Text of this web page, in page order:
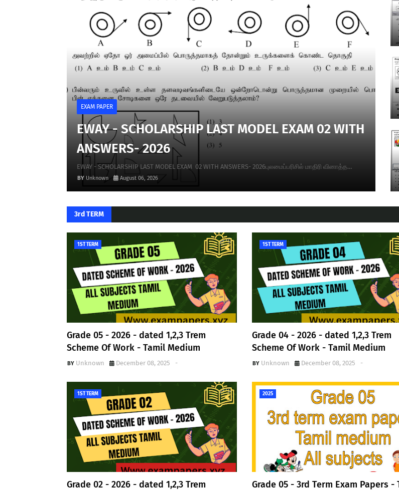
EXAM PAPER
EWAY - SCHOLARSHIP LAST MODEL EXAM 02 WITH
ANSWERS- 2026
EWAY - SCHOLARSHIP LAST MODEL EXAM 02 WITH ANSWERS- 2026புலமைப்பரிசில் மாதிரி வினாத்த…
Unknown August 06, 2026
3rd TERM
1ST TERM
Grade 05 - 2026 - dated 1,2,3 Trem
Scheme Of Work - Tamil Medium
Unknown -
December 08, 2025
1ST TERM
Grade 04 - 2026 - dated 1,2,3 Trem
Scheme Of Work - Tamil Medium
Unknown -
December 08, 2025
1ST TERM
Grade 02 - 2026 - dated 1,2,3 Trem
2025
Grade 05 - 3rd Term Exam Papers -